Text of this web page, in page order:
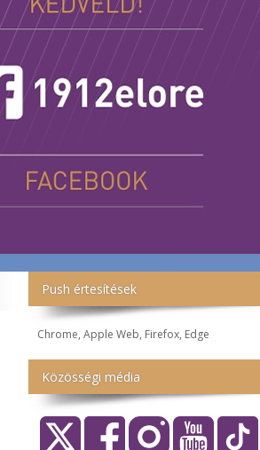
Push értesítések
Chrome, Apple Web, Firefox, Edge
Közösségi média